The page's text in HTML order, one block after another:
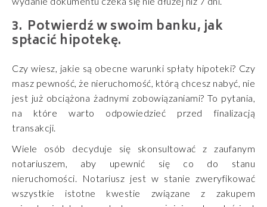
Potwierdź w swoim banku, jak
spłacić hipotekę.
Czy wiesz, jakie są obecne warunki spłaty hipoteki? Czy
masz pewność, że nieruchomość, którą chcesz nabyć, nie
jest już obciążona żadnymi zobowiązaniami? To pytania,
na które warto odpowiedzieć przed finalizacją
transakcji.
Wiele osób decyduje się skonsultować z zaufanym
notariuszem, aby upewnić się co do stanu
nieruchomości. Notariusz jest w stanie zweryfikować
wszystkie istotne kwestie związane z zakupem